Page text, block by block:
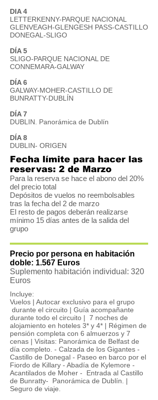
DIA 4
LETTERKENNY-PARQUE NACIONAL
GLENVEAGH-GLENGESH PASS-CASTILLO
DONEGAL-SLIGO
DÍA 5
SLIGO-PARQUE NACIONAL DE
CONNEMARA-GALWAY
DÍA 6
GALWAY-MOHER-CASTILLO DE
BUNRATTY-DUBLÍN
DÍA 7
DUBLIN. Panorámica de Dublín
DÍA 8
DUBLIN- ORIGEN
Fecha límite para hacer las
reservas: 2 de Marzo
Para la reserva se hace el abono del 20%
del precio total
Depósitos de vuelos no reembolsables
tras la fecha del 2 de marzo
El resto de pagos deberán realizarse
mínimo 15 días antes de la salida del
grupo
Precio por persona en habitación
doble: 1.567 Euros
Suplemento habitación individual: 320
Euros
Incluye:
Vuelos | Autocar exclusivo para el grupo
durante el circuito | Guía acompañante
durante todo el circuito | 7 noches de
alojamiento en hoteles 3* y 4* | Régimen de
pensión completa con 6 almuerzos y 7
cenas | Visitas: Panorámica de Belfast de
día completo. - Calzada de los Gigantes -
Castillo de Donegal - Paseo en barco por el
Fiordo de Killary - Abadía de Kylemore -
Acantilados de Moher - Entrada al Castillo
de Bunratty- Panorámica de Dublín. |
Seguro de viaje.